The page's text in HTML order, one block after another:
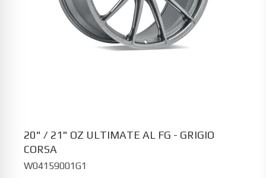
20" / 21" OZ ULTIMATE AL FG - GRIGIO
CORSA
W04159001G1